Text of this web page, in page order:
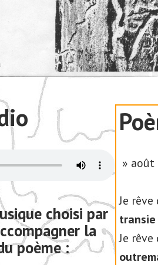
choisi par
la
poème :
» août
Je rêve
transie
Je rêve